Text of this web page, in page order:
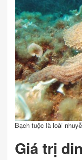
Bạch tuộc là loài
Giá trị